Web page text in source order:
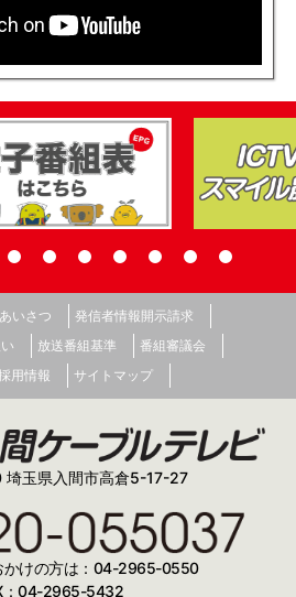
いさつ
発信者情報開示請求
放送番組基準
番組審議会
用情報 サイトマップ
玉県入間市高倉5-17-27
かけの方は：04-2965-0550
：04-2965-5432